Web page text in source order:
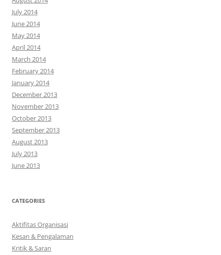
July 2014
June 2014
May 2014
April 2014
March 2014
February 2014
January 2014
December 2013
November 2013
October 2013
September 2013
August 2013
July 2013
June 2013
CATEGORIES
Aktifitas Organisasi
Kesan & Pengalaman
Kritik & Saran